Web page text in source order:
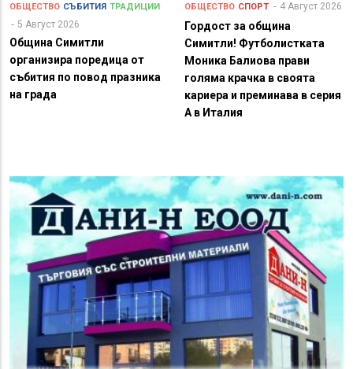
ОБЩЕСТВО СЪБИТИЯ ТРАДИЦИИ
5 Август 2026
Община Симитли
организира поредица от
събития по повод празника
на града
ОБЩЕСТВО СПОРТ 4 Август 2026
Гордост за община
Симитли! Футболистката
Моника Балиова прави
голяма крачка в своята
кариера и преминава в серия
А в Италия